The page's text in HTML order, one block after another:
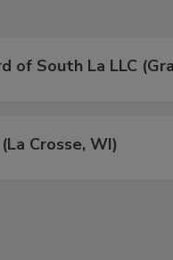
of South La LLC
Crosse, WI)